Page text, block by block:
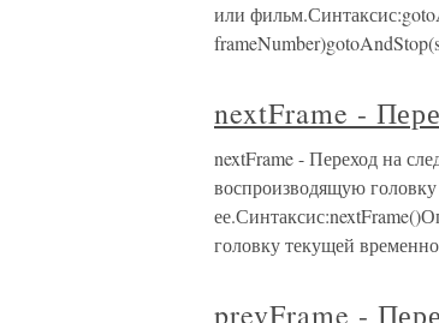
или
nextFrame -
nextFrame - Переход на
воспроизводящую
головку текущей
prevFrame -